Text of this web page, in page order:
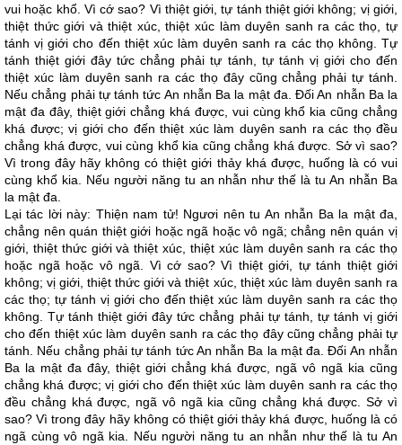
vui hoặc khổ. Vì cớ sao? Vì thiệt giới, tự tánh thiệt giới không; vị giới,
thiệt thức giới và thiệt xúc, thiệt xúc làm duyên sanh ra các thọ, tự
tánh vị giới cho đến thiệt xúc làm duyên sanh ra các thọ không. Tự
tánh thiệt giới đây tức chẳng phải tự tánh, tự tánh vị giới cho đến
thiệt xúc làm duyên sanh ra các thọ đây cũng chẳng phải tự tánh.
Nếu chẳng phải tự tánh tức An nhẫn Ba la mật đa. Đối An nhẫn Ba la
mật đa đây, thiệt giới chẳng khá được, vui cùng khổ kia cũng chẳng
khá được; vị giới cho đến thiệt xúc làm duyên sanh ra các thọ đều
chẳng khá được, vui cùng khổ kia cũng chẳng khá được. Sở vì sao?
Vì trong đây hãy không có thiệt giới thảy khá được, huống là có vui
cùng khổ kia. Nếu người năng tu an nhẫn như thế là tu An nhẫn Ba
la mật đa.
Lại tác lời này: Thiện nam tử! Ngươi nên tu An nhẫn Ba la mật đa,
chẳng nên quán thiệt giới hoặc ngã hoặc vô ngã; chẳng nên quán vị
giới, thiệt thức giới và thiệt xúc, thiệt xúc làm duyên sanh ra các thọ
hoặc ngã hoặc vô ngã. Vì cớ sao? Vì thiệt giới, tự tánh thiệt giới
không; vị giới, thiệt thức giới và thiệt xúc, thiệt xúc làm duyên sanh ra
các thọ; tự tánh vị giới cho đến thiệt xúc làm duyên sanh ra các thọ
không. Tự tánh thiệt giới đây tức chẳng phải tự tánh, tự tánh vị giới
cho đến thiệt xúc làm duyên sanh ra các thọ đây cũng chẳng phải tự
tánh. Nếu chẳng phải tự tánh tức An nhẫn Ba la mật đa. Đối An nhẫn
Ba la mật đa đây, thiệt giới chẳng khá được, ngã vô ngã kia cũng
chẳng khá được; vị giới cho đến thiệt xúc làm duyên sanh ra các thọ
đều chẳng khá được, ngã vô ngã kia cũng chẳng khá được. Sở vì
sao? Vì trong đây hãy không có thiệt giới thảy khá được, huống là có
ngã cùng vô ngã kia. Nếu người năng tu an nhẫn như thế là tu An